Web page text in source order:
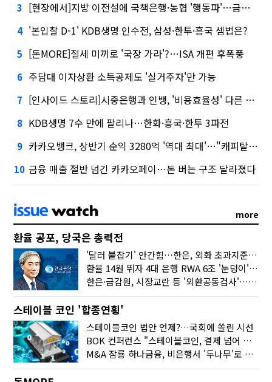
3 [현장에서]지방 이전설에 국책은행·농협 '행동파'…금감원 '신중모드'
4 '본입찰 D-1' KDB생명 인수전, 삼성·한투·흥국 셈법은?
5 [돈MORE]절세 미끼로 '국장 가라'?…ISA 개편 후폭풍
6 주담대 이자상환 소득공제도 '실거주자'만 가능
7 [인사이드 스토리]시중은행과 인뱅, '비용효율성' 다른 잣대 왜?
8 KDB생명 7수 만에 팔리나…한화·흥국·한투 3파전
9 카카오뱅크, 상반기 순익 3280억 '역대 최대'…"캐피탈, 자산 1조원 이상"
10 금융 매출 절반 넘긴 카카오페이…돈 버는 구조 달라졌다
more
환율 공포, 당국은 총력전
'달러 붙잡기' 안간힘…한은, 외화 초과지준에 이자 6개월 더
환율 14원 뛰자 4대 은행 RWA 6조 '눈덩이'…2배 뛴 2분기는?
한은·금감원, 시장교란 등 '외환공동검사'…환율 급등 전방위 대응
스테이블 코인 '합종연횡'
스테이블코인 법안 언제?…국회에 쏠린 시선
BOK 컨퍼런스 "스테이블코인, 결제 넘어 보험 대출 등 금융 연결 도구"
M&A 잠룡 하나금융, 비은행서 '두나무'로 눈돌린 이유는